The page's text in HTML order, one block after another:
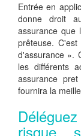
Entrée en
donne droit
assurance que
prêteuse.
d'assurance ».
les différents
assurance
fournira la
risque